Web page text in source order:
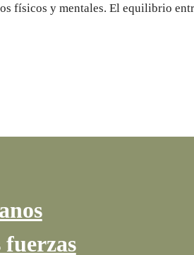
físicos y mentales. El equilibrio
fuerzas